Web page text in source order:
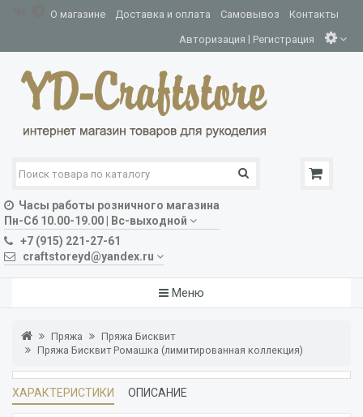
О магазине Доставка и оплата Самовывоз Контакты
Авторизация | Регистрация
Часы работы розничного магазина
Пн-Сб 10.00-19.00 | Вс-выходной
+7 (915) 221-27-61
craftstoreyd@yandex.ru
Меню
Пряжа
Пряжа Бисквит
Пряжа Бисквит Ромашка (лимитированная коллекция)
ХАРАКТЕРИСТИКИ ОПИСАНИЕ